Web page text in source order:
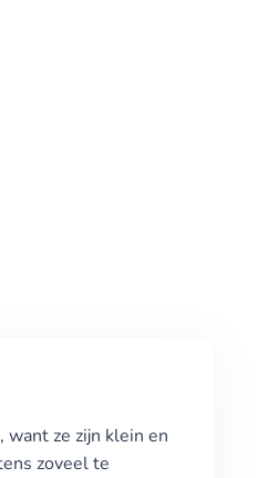
ze zijn klein en
zoveel te